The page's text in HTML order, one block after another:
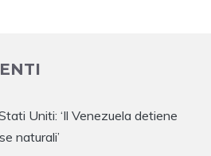
Uniti: ‘Il Venezuela detiene
naturali’